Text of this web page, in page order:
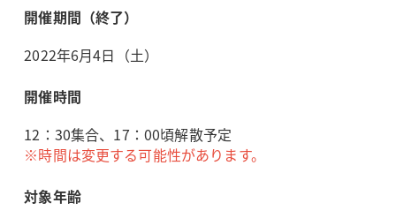
開催期間（終了）
2022年6月4日（土）
開催時間
12：30集合、17：00頃解散予定
※時間は変更する可能性があります。
対象年齢